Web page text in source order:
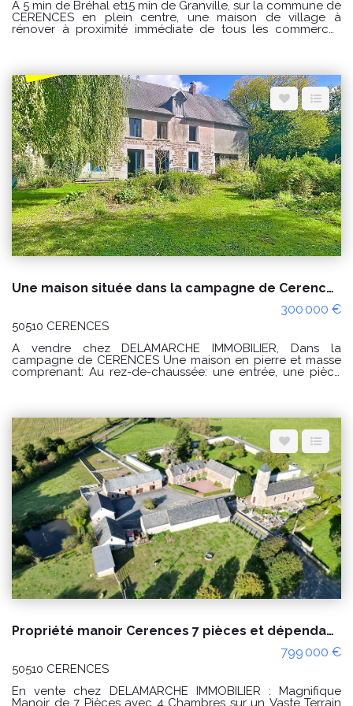
A 5 min de Bréhal et15 min de Granville, sur la commune de
CERENCES en plein centre, une maison de village à
rénover à proximité immédiate de tous les commerces
tout à l'égout PRIX : 79000€ Honoraires à la charge du
vendeur. CLASSE ENERGIE : F(391) ; CLASSE CLIMAT : F (86)
Logement à consommation excessive classé F. Montant
estimé des dépenses annuelles d'énergie pour un usage
standard : entre 2360 € et 3250 € / an Prix moyens des
énergies indexés sur les années 2021, 2022 et 2023
(abonnements compris) Les informations sur les risques
auxquels ce bien est exposé sont disponibles sur le site
Géorisques : www.georisques.gouv.fr Pour visiter
Delamarche immobilier Bréhal 02 33 91 40 41 ou contactez
GINARD Florian 0786274434
Une maison située dans la campagne de Cerences 4 pièces, environ 5 hectares de terres.
300 000 €
50510 CERENCES
A vendre chez DELAMARCHE IMMOBILIER, Dans la
campagne de CERENCES Une maison en pierre et masse
comprenant: Au rez-de-chaussée: une entrée, une pièce
palier desservant une chambre avec sanitaires, un couloir
desservant une seconde chambre avec une pièce à
usage de dressing. Un grenier aménageable au dessus.
Diverses dépendances et un hangar. Un grand bâtiment à
l'arrière de la maison à usage d'étables et une ancienne
boulangerie. Terrain d'environ 5 hectares. Puits. PRIX : 300
000€ Honoraires à la charge du vendeur. Classe énergie :
D (242) Classe climat : D (48) Montant estimé des dépenses
annuelles d'énergie pour un usage standard : entre 3230€
et 4440€ / an Date de référence des prix de l'énergie
utilisés pour établir cette estimation : 01/01/2021 "Les
informations sur les risques auxquels ce bien est exposé
sont disponibles sur le site Géorisques :
www.georisques.gouv.fr" Pour visiter : Agence
DELAMARCHE IMMO.COM Aurélien Etard au 06.29.76.85.09
Propriété manoir Cerences 7 pièces et dépendances, négociable !
799 000 €
50510 CERENCES
En vente chez DELAMARCHE IMMOBILIER : Magnifique
Manoir de 7 Pièces avec 4 Chambres sur un Vaste Terrain